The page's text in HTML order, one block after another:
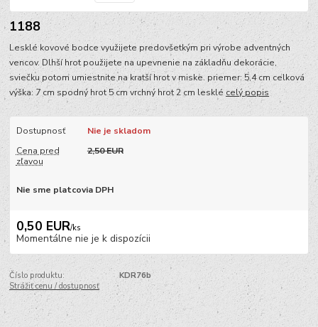
1188
Lesklé kovové bodce využijete predovšetkým pri výrobe adventných
vencov. Dlhší hrot použijete na upevnenie na základňu dekorácie,
sviečku potom umiestnite na kratší hrot v miske. priemer: 5,4 cm celková
výška: 7 cm spodný hrot 5 cm vrchný hrot 2 cm lesklé celý popis
Dostupnosť
Nie je skladom
Cena pred
zľavou
2,50 EUR
Nie sme platcovia DPH
0,50 EUR/ks
Momentálne nie je k dispozícii
Číslo produktu:
KDR76b
Strážiť cenu / dostupnosť